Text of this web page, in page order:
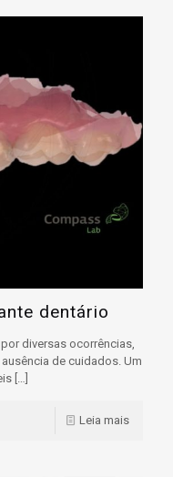
dentário
diversas ocorrências,
de cuidados. Um
Leia mais